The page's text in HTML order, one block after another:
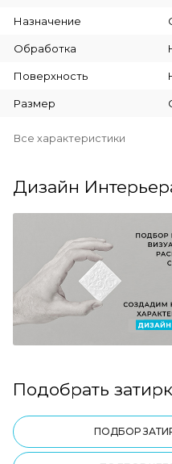
Назначение
Обработка
Поверхность
Размер
Все характеристики
Дизайн
Подобрать
ПОДБОР